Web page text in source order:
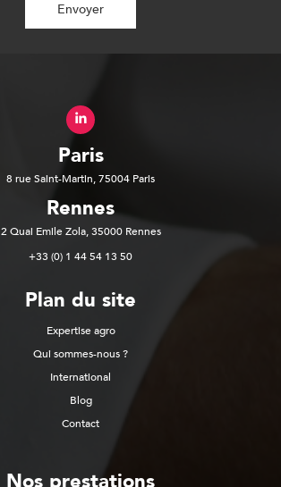
Envoyer
Paris
8 rue Saint-Martin, 75004 Paris
Rennes
2 Quai Emile Zola, 35000 Rennes
+33 (0) 1 44 54 13 50
Plan du site
Expertise agro
Qui sommes-nous ?
International
Blog
Contact
Nos prestations